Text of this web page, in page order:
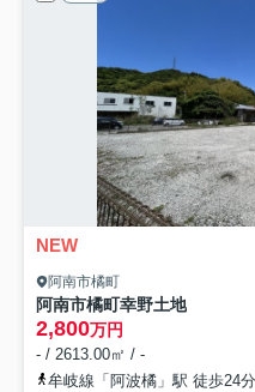
NEW
阿南市橘町
阿南市橘町幸野土地
2,800万円
- / 2613.00㎡ / -
牟岐線「阿波橘」駅 徒歩24分